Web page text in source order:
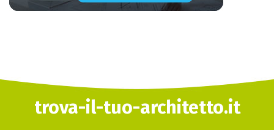
trova-il-tuo-architetto.it